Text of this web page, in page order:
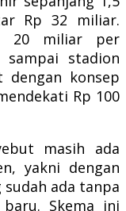
Rp 32 miliar.
20 miliar per
sampai stadion
dengan konsep
Rp 100
masih ada
yakni dengan
ada tanpa
Skema ini